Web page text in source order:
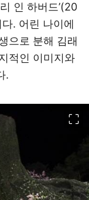
인 하버드’(20
. 어린 나이에
으로 분해 김래
적인 이미지와
.